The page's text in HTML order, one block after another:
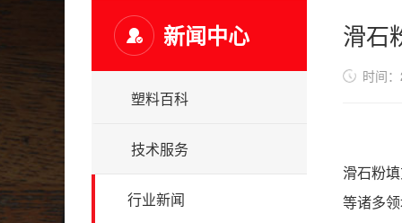
新闻中心
塑料百科
技术服务
行业新闻
滑石
时间
滑石粉
等诸多